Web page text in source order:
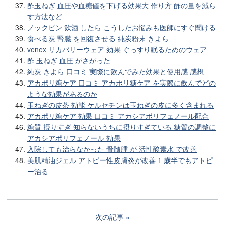
酢玉ねぎ 血圧や血糖値を下げる効果大 作り方 酢の量を減ら
す方法など
ノックビン 飲酒 したら こうしたお悩みも医師にすぐ聞ける
食べる炭 腎臓 を回復させる 純炭粉末 きよら
venex リカバリーウェア 効果 ぐっすり眠るためのウェア
酢 玉ねぎ 血圧 がさがった
純炭 きよら 口コミ 実際に飲んでみた効果と使用感 感想
アカポリ糖ケア 口コミ アカポリ糖ケア を実際に飲んでどの
ような効果があるのか
玉ねぎの皮茶 効能 ケルセチンは玉ねぎの皮に多く含まれる
アカポリ糖ケア 効果 口コミ アカシアポリフェノール配合
糖質 摂りすぎ 知らないうちに摂りすぎている 糖質の調整に
アカシアポリフェノール 効果
入院しても治らなかった 骨髄腫 が 活性酸素水 で改善
美肌精油ジェル アトピー性皮膚炎が改善 1 歳半でもアトピ
ー治る
次の記事